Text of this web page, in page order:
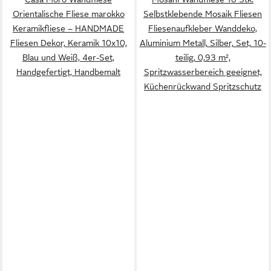
Orientalische Fliese marokko
Keramikfliese – HANDMADE
Fliesen Dekor, Keramik 10x10,
Blau und Weiß, 4er-Set,
Handgefertigt, Handbemalt
Selbstklebende Mosaik Fliesen
Fliesenaufkleber Wanddeko,
Aluminium Metall, Silber, Set, 10-
teilig, 0,93 m²,
Spritzwasserbereich geeignet,
Küchenrückwand Spritzschutz